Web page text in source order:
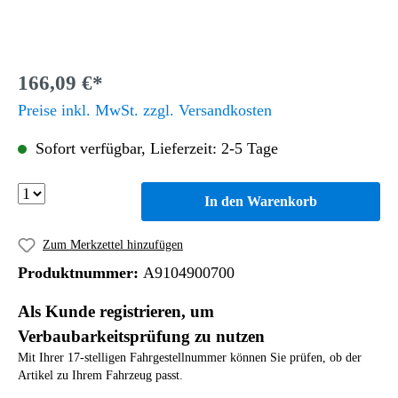
166,09 €*
Preise inkl. MwSt. zzgl. Versandkosten
Sofort verfügbar, Lieferzeit: 2-5 Tage
In den Warenkorb
Zum Merkzettel hinzufügen
Produktnummer: A9104900700
Als Kunde registrieren, um
Verbaubarkeitsprüfung zu nutzen
Mit Ihrer 17-stelligen Fahrgestellnummer können Sie prüfen, ob der
Artikel zu Ihrem Fahrzeug passt.